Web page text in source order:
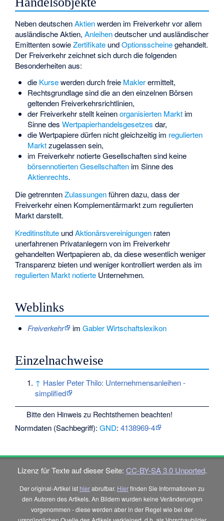
Neben deutschenAktienwerden im Freiverkehr vor allem
ausländische Aktien,Anleihendeutscher und ausländischer
Emittenten sowieZertifikate undOptionsscheinegehandelt.
Der Freiverkehr zeichnet sich durch die folgenden
Besonderheiten aus:
die Kursewerden durch freie Maklerermittelt,
Rechtsgrundlage sind die an den einzelnen Börsen
geltenden Freiverkehrsrichtlinien,
der Freiverkehr stellt keinenorganisierten Marktim
Sinne des Wertpapierhandelsgesetzes dar,
die Wertpapiere dürfen nicht gleichzeitig im regulierten
Marktzugelassen sein,
im Freiverkehr notierte Gesellschaften sind keine
börsennotierten Gesellschaftenim Sinne des
Aktienrechts.
Die getrenntenZulassungenführen dazu, dass der
Freiverkehr einen Komplementärmarkt zum regulierten
Markt darstellt.
Kreditinstitute undAktionärsvereinigungen raten
unerfahrenen Privatanlegern von im Freiverkehr
gehandelten Wertpapieren ab, da diese wesentlich weniger
Transparenz bieten und weniger kontrolliert werden als im
regulierten Markt notierte Unternehmen.
Weblinks
Freiverkehr im Gabler Wirtschaftslexikon
Einzelnachweise
↑ Hasler Peter Thilo: Unternehmensanleihen -
simplified
Bitte den Hinweis zu Rechtsthemen beachten!
Normdaten (Sachbegriff):GND:4138969-4
Lizenz für Texte auf dieser Seite: CC-BY-SA 3.0 Unported.
Der original-Artikel ist hierabrufbar. Hierfinden Sie Informationen zu
den Autoren des Artikels. An Bildern wurden keine Veränderungen
vorgenommen - diese werden aber in der Regel wie bei der